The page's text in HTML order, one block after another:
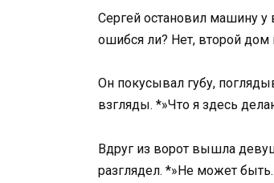
Сергей остановил машину
ошибся ли? Нет, второй
Он покусывал губу,
взгляды. *»Что я здесь
Вдруг из ворот вышла
разглядел. *»Не может